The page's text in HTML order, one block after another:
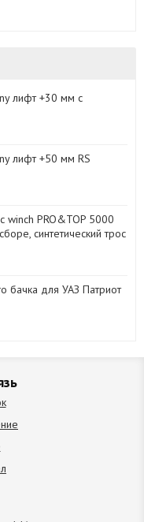
лифт +30 мм с
лифт +50 мм RS
winch PRO&TOP 5000
синтетический трос
бачка для УАЗ Патриот